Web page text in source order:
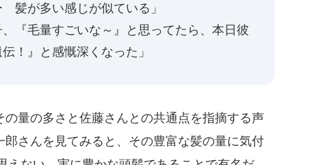
髪が多い感じが似ている」
『毛量すごいな～』と思ってたら、本日彼
！』と感慨深くなった」
量の多さと佐藤さんとの共通点を指摘する声
さんを見てみると、その豊富な髪の量に気付